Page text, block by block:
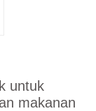
untuk
makanan